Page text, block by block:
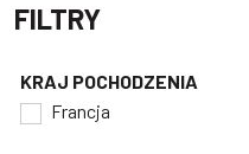
FILTRY
KRAJ POCHODZENIA
Francja